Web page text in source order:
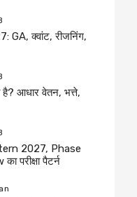
GA, क्वांट, रीजनिंग,
आधार वेतन, भत्ते,
2027, Phase
परीक्षा पैटर्न